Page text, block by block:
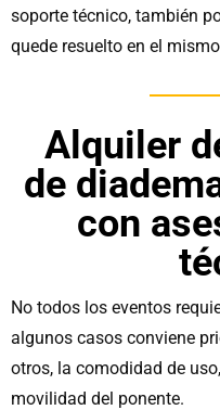
soporte técnico, también
quede resuelto en el
Alquiler
de
con
No todos los eventos
algunos casos conviene
otros, la comodidad de
movilidad del ponente.